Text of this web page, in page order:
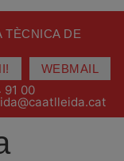
TÈCNICA DE
WEBMAIL
91 00